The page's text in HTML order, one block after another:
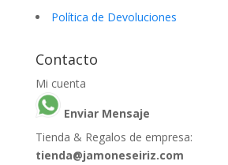
Política de Devoluciones
Contacto
Mi cuenta
Enviar Mensaje
Tienda & Regalos de empresa:
tienda@jamoneseiriz.com